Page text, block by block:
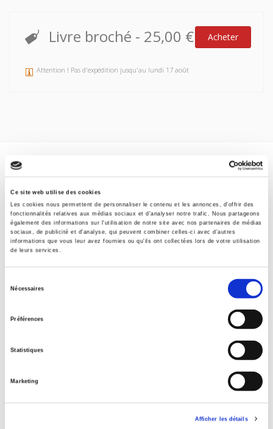
Ce site web utilise des cookies
Les cookies nous permettent de personnaliser le contenu et les annonces, d'offrir des
fonctionnalités relatives aux médias sociaux et d'analyser notre trafic. Nous partageons
également des informations sur l'utilisation de notre site avec nos partenaires de médias
sociaux, de publicité et d'analyse, qui peuvent combiner celles-ci avec d'autres
informations que vous leur avez fournies ou qu'ils ont collectées lors de votre utilisation
de leurs services.
Nécessaires
Préférences
Statistiques
Marketing
Afficher les détails
Livre broché - 25,00 € Acheter
Attention ! Pas d'expédition jusqu'au lundi 17 août
Formats
Sommaire
Spécifications
Presses de Sciences Po
May Balabane-Parent du Chatelet
Grégory
Revue